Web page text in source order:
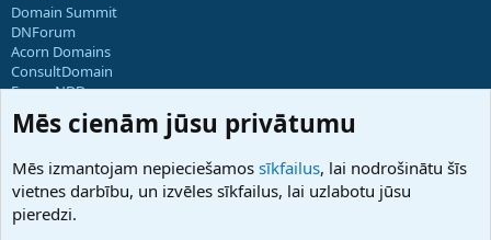
Domain Summit
DNForum
Acorn Domains
ConsultDomain
ForumNDD
Domainforum.ro
27.be
Hostmaria
Atbalsts
Mēs cienām jūsu privātumu
Mēs izmantojam nepieciešamos sīkfailus, lai nodrošinātu šīs
vietnes darbību, un izvēles sīkfailus, lai uzlabotu jūsu
pieredzi.